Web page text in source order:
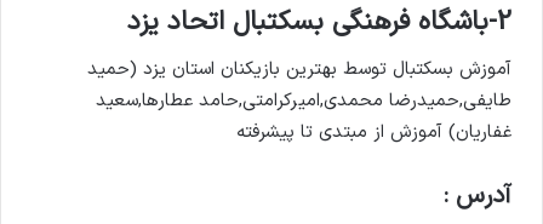
2-باشگاه فرهنگی بسکتبال اتحاد یزد
آموزش بسکتبال توسط بهترین بازیکنان استان یزد (حمید
طایفی,حمیدرضا محمدی,امیرکرامتی,حامد عطارها,سعید
غفاریان) آموزش از مبتدی تا پیشرفته
آدرس :